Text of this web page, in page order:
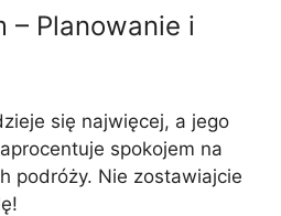
– Planowanie i
się najwięcej, a jego
spokojem na
podróży. Nie zostawiajcie